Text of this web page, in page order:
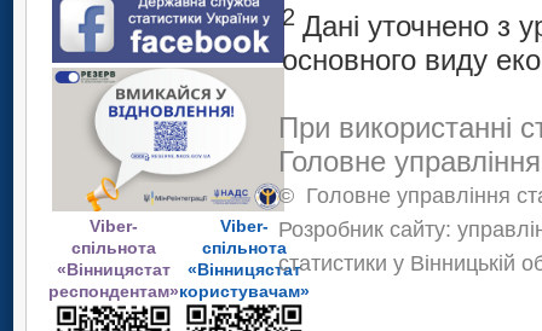
Viber-
спільнота
«Вінницястат
респондентам»
Viber-
спільнота
«Вінницястат
користувачам»
2 Дані уточнено з
основного виду
При використанні
Головне
© Головне управління
Розробник сайту:
статистики у Вінницькій